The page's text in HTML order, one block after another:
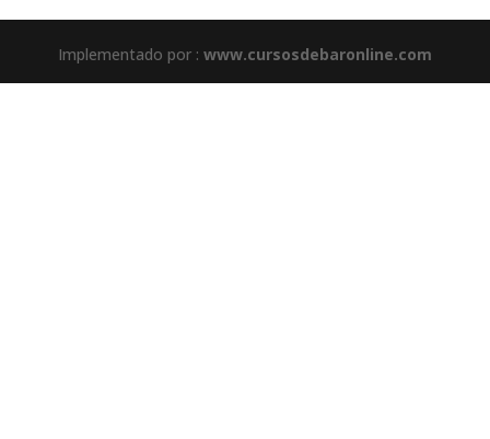
Implementado por : www.cursosdebaronline.com